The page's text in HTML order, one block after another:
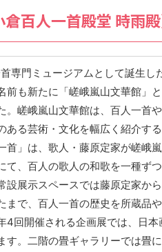
百人一首殿堂 時雨殿
専門ミュージアムとして誕生し
も新たに「嵯峨嵐山文華館」
。嵯峨嵐山文華館は、百人一首
ある芸術・文化を幅広く紹介す
首」は、歌人・藤原定家が嵯峨
て、百人の歌人の和歌を一種ず
設展示スペースでは藤原定家か
まで、百人一首の歴史を所蔵品
4回開催される企画展では、日
す。二階の畳ギャラリーでは畳